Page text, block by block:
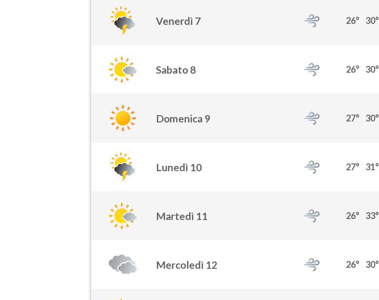
Venerdì 7 26° 30°
Sabato 8 26° 30°
Domenica 9 27° 30°
Lunedì 10 27° 31°
Martedì 11 26° 33°
Mercoledì 12 26° 30°